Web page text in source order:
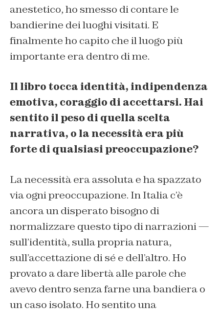
anestetico, ho smesso di contare le
bandierine dei luoghi visitati. E
finalmente ho capito che il luogo più
importante era dentro di me.
Il libro tocca identità, indipendenza
emotiva, coraggio di accettarsi. Hai
sentito il peso di quella scelta
narrativa, o la necessità era più
forte di qualsiasi preoccupazione?
La necessità era assoluta e ha spazzato
via ogni preoccupazione. In Italia c’è
ancora un disperato bisogno di
normalizzare questo tipo di narrazioni —
sull’identità, sulla propria natura,
sull’accettazione di sé e dell’altro. Ho
provato a dare libertà alle parole che
avevo dentro senza farne una bandiera o
un caso isolato. Ho sentito una